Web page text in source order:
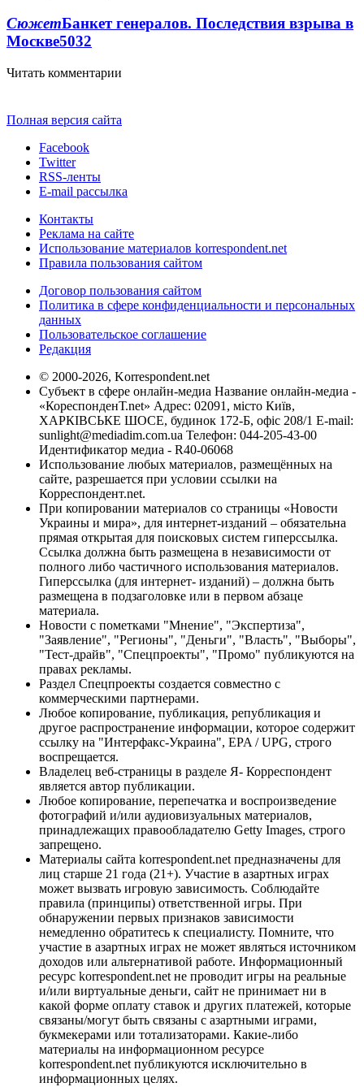
СюжетБанкет генералов. Последствия взрыва в
Москве5032
Читать комментарии
Полная версия сайта
Facebook
Twitter
RSS-ленты
E-mail рассылка
Контакты
Реклама на сайте
Использование материалов korrespondent.net
Правила пользования сайтом
Договор пользования сайтом
Политика в сфере конфиденциальности и персональных
данных
Пользовательское соглашение
Редакция
© 2000-2026, Korrespondent.net
Субъект в сфере онлайн-медиа Название онлайн-медиа -
«КореспонденТ.net» Адрес: 02091, місто Київ,
ХАРКІВСЬКЕ ШОСЕ, будинок 172-Б, офіс 208/1 E-mail:
sunlight@mediadim.com.ua Телефон: 044-205-43-00
Идентификатор медиа - R40-06068
Использование любых материалов, размещённых на
сайте, разрешается при условии ссылки на
Корреспондент.net.
При копировании материалов со страницы «Новости
Украины и мира», для интернет-изданий – обязательна
прямая открытая для поисковых систем гиперссылка.
Ссылка должна быть размещена в независимости от
полного либо частичного использования материалов.
Гиперссылка (для интернет- изданий) – должна быть
размещена в подзаголовке или в первом абзаце
материала.
Новости с пометками "Мнение", "Экспертиза",
"Заявление", "Регионы", "Деньги", "Власть", "Выборы",
"Тест-драйв", "Спецпроекты", "Промо" публикуются на
правах рекламы.
Раздел Спецпроекты создается совместно с
коммерческими партнерами.
Любое копирование, публикация, републикация и
другое распространение информации, которое содержит
ссылку на "Интерфакс-Украина", EPA / UPG, строго
воспрещается.
Владелец веб-страницы в разделе Я- Корреспондент
является автор публикации.
Любое копирование, перепечатка и воспроизведение
фотографий и/или аудиовизуальных материалов,
принадлежащих правообладателю Getty Images, строго
запрещено.
Материалы сайта korrespondent.net предназначены для
лиц старше 21 года (21+). Участие в азартных играх
может вызвать игровую зависимость. Соблюдайте
правила (принципы) ответственной игры. При
обнаружении первых признаков зависимости
немедленно обратитесь к специалисту. Помните, что
участие в азартных играх не может являться источником
доходов или альтернативой работе. Информационный
ресурс korrespondent.net не проводит игры на реальные
и/или виртуальные деньги, сайт не принимает ни в
какой форме оплату ставок и других платежей, которые
связаны/могут быть связаны с азартными играми,
букмекерами или тотализаторами. Какие-либо
материалы на информационном ресурсе
korrespondent.net публикуются исключительно в
информационных целях.